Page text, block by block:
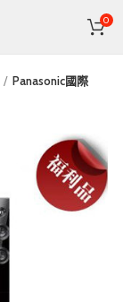
0
Panasonic國際